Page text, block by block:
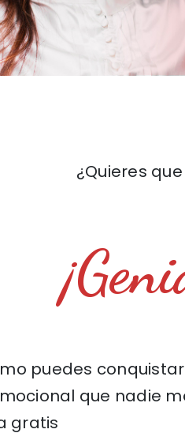
¿Quieres que
puedes
que nadie
gratis